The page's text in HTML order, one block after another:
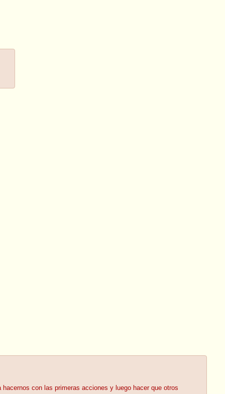
con las primeras acciones y luego hacer que otros